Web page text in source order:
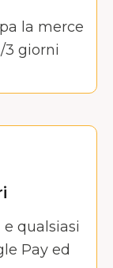
la merce
3 giorni
qualsiasi
Pay ed